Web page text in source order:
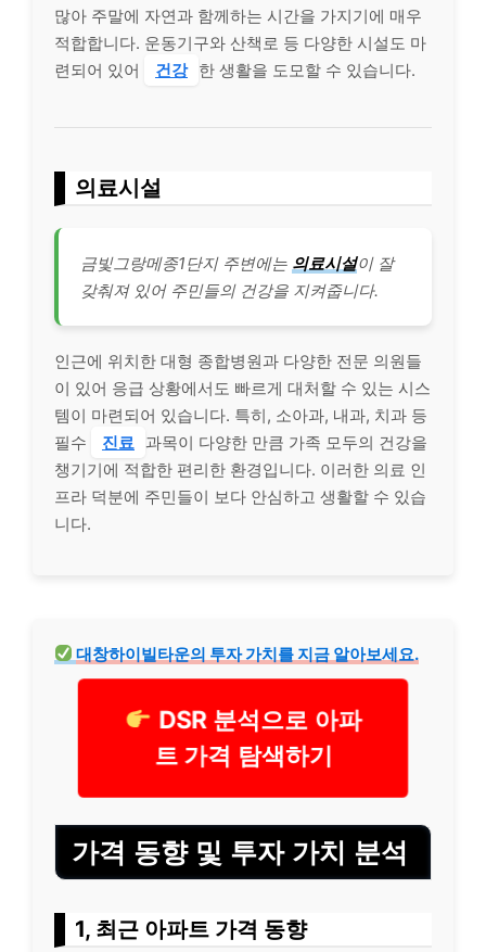
많아 주말에 자연과 함께하는 시간을 가지기에 매우
적합합니다. 운동기구와 산책로 등 다양한 시설도 마
련되어 있어
건강 한 생활을 도모할 수 있습니다.
의료시설
금빛그랑메종1단지 주변에는 의료시설이 잘
갖춰져 있어 주민들의 건강을 지켜줍니다.
인근에 위치한 대형 종합병원과 다양한 전문 의원들
이 있어 응급 상황에서도 빠르게 대처할 수 있는 시스
템이 마련되어 있습니다. 특히, 소아과, 내과, 치과 등
필수
진료
과목이 다양한 만큼 가족 모두의 건강을
챙기기에 적합한 편리한 환경입니다. 이러한 의료 인
프라 덕분에 주민들이 보다 안심하고 생활할 수 있습
니다.
대창하이빌타운의 투자 가치를 지금 알아보세요.
DSR 분석으로 아파
트 가격 탐색하기
가격 동향 및 투자 가치 분석
1, 최근 아파트 가격 동향